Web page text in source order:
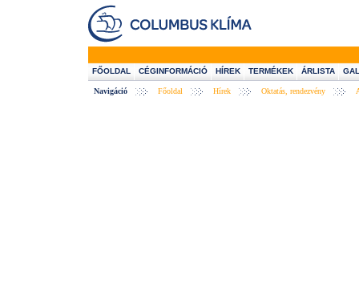
FŐOLDAL CÉGINFORMÁCIÓ HÍREK TERMÉKEK ÁRLISTA
Navigáció Főoldal Hírek Oktatás, rendezvény